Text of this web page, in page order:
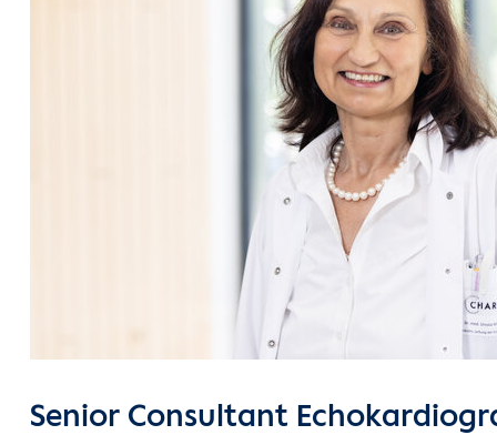
Senior Consultant